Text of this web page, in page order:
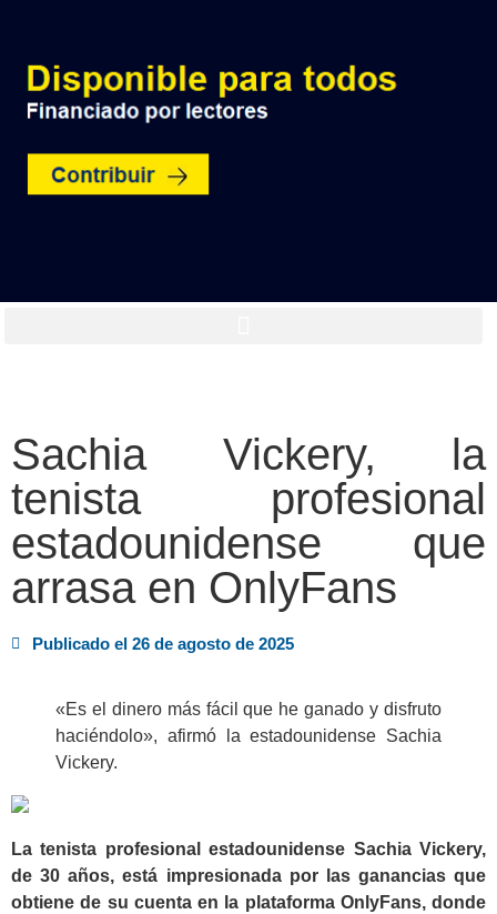
Sachia Vickery, la
tenista profesional
estadounidense que
arrasa en OnlyFans
Publicado el 26 de agosto de 2025
«Es el dinero más fácil que he ganado y disfruto
haciéndolo», afirmó la estadounidense Sachia
Vickery.
La tenista profesional estadounidense Sachia Vickery,
de 30 años, está impresionada por las ganancias que
obtiene de su cuenta en la plataforma OnlyFans, donde